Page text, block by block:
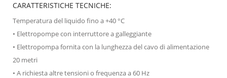
CARATTERISTICHE TECNICHE:
Temperatura del liquido fino a +40 °C
• Elettropompe con interruttore a galleggiante
• Elettropompa fornita con la lunghezza del cavo di alimentazione
20 metri
• A richiesta altre tensioni o frequenza a 60 Hz